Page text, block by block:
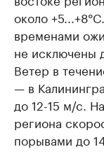
около
временами
не исключены
Ветер в
— в
до 12-15 м/с.
региона
порывами до